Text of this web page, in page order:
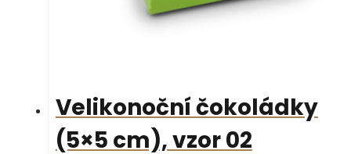
Velikonoční čokoládky
(5×5 cm), vzor 02